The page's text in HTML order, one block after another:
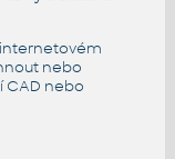
nebo
CAD nebo